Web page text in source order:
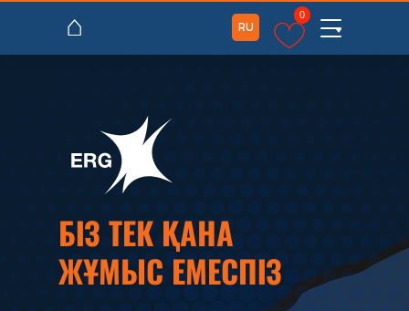
⌂ 0
RU
БІЗ ТЕК ҚАНА
ЖҰМЫС ЕМЕСПІЗ